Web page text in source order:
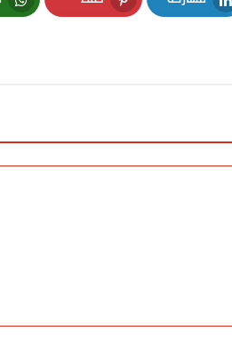
LinkedIn
Pinterest